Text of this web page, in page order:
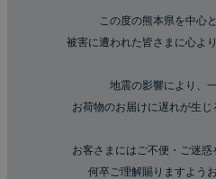
この度の熊本県を中心
被害に遭われた皆さまに心よ
地震の影響により、
お荷物のお届けに遅れが生じ
お客さまにはご不便・ご迷惑
何卒ご理解賜りますよう